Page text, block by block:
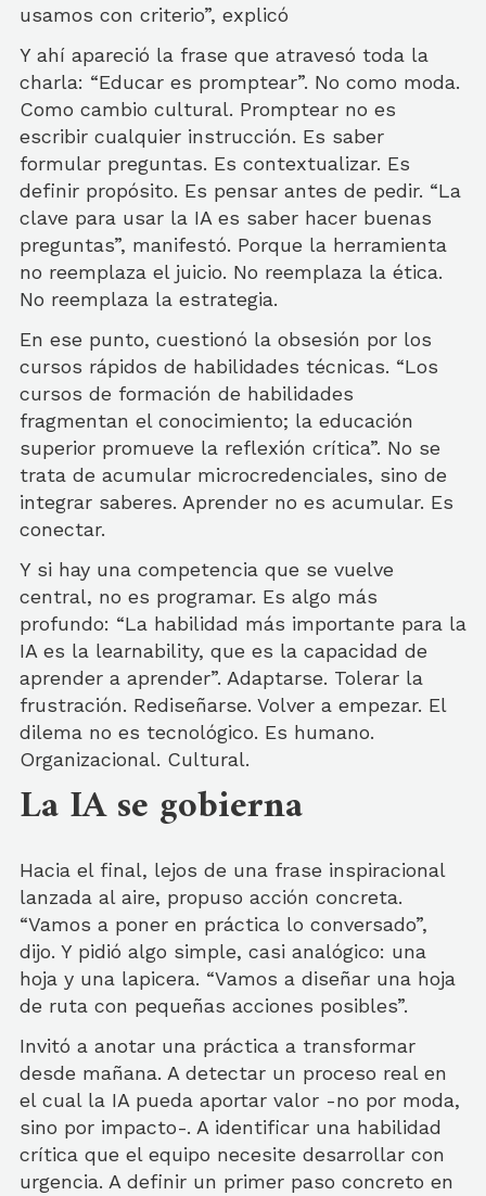
usamos con criterio”, explicó
Y ahí apareció la frase que atravesó toda la
charla: “Educar es promptear”. No como moda.
Como cambio cultural. Promptear no es
escribir cualquier instrucción. Es saber
formular preguntas. Es contextualizar. Es
definir propósito. Es pensar antes de pedir. “La
clave para usar la IA es saber hacer buenas
preguntas”, manifestó. Porque la herramienta
no reemplaza el juicio. No reemplaza la ética.
No reemplaza la estrategia.
En ese punto, cuestionó la obsesión por los
cursos rápidos de habilidades técnicas. “Los
cursos de formación de habilidades
fragmentan el conocimiento; la educación
superior promueve la reflexión crítica”. No se
trata de acumular microcredenciales, sino de
integrar saberes. Aprender no es acumular. Es
conectar.
Y si hay una competencia que se vuelve
central, no es programar. Es algo más
profundo: “La habilidad más importante para la
IA es la learnability, que es la capacidad de
aprender a aprender”. Adaptarse. Tolerar la
frustración. Rediseñarse. Volver a empezar. El
dilema no es tecnológico. Es humano.
Organizacional. Cultural.
La IA se gobierna
Hacia el final, lejos de una frase inspiracional
lanzada al aire, propuso acción concreta.
“Vamos a poner en práctica lo conversado”,
dijo. Y pidió algo simple, casi analógico: una
hoja y una lapicera. “Vamos a diseñar una hoja
de ruta con pequeñas acciones posibles”.
Invitó a anotar una práctica a transformar
desde mañana. A detectar un proceso real en
el cual la IA pueda aportar valor -no por moda,
sino por impacto-. A identificar una habilidad
crítica que el equipo necesite desarrollar con
urgencia. A definir un primer paso concreto en